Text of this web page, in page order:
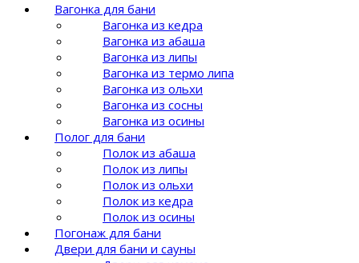
Вагонка для бани
Вагонка из кедра
Вагонка из абаша
Вагонка из липы
Вагонка из термо липа
Вагонка из ольхи
Вагонка из сосны
Вагонка из осины
Полог для бани
Полок из абаша
Полок из липы
Полок из ольхи
Полок из кедра
Полок из осины
Погонаж для бани
Двери для бани и сауны